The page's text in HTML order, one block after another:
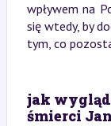
wpływem na
się wtedy, by
tym, co
jak
śmierci